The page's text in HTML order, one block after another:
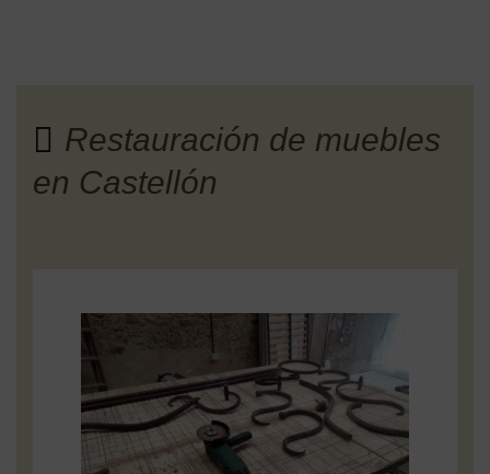
Restauración de muebles
en Castellón